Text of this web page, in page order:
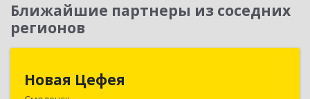
Ближайшие партнеры из соседних
регионов
Новая Цефея